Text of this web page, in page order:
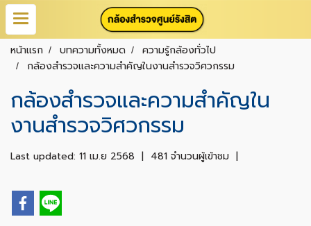
หน้าแรก บทความทั้งหมด
ความรู้กล้องทั่วไป
กล้องสำรวจและความสำคัญในงานสำรวจวิศวกรรม
กล้องสำรวจและความสำคัญใน
งานสำรวจวิศวกรรม
Last updated: 11 เม.ย 2568 | 481 จำนวนผู้เข้าชม |